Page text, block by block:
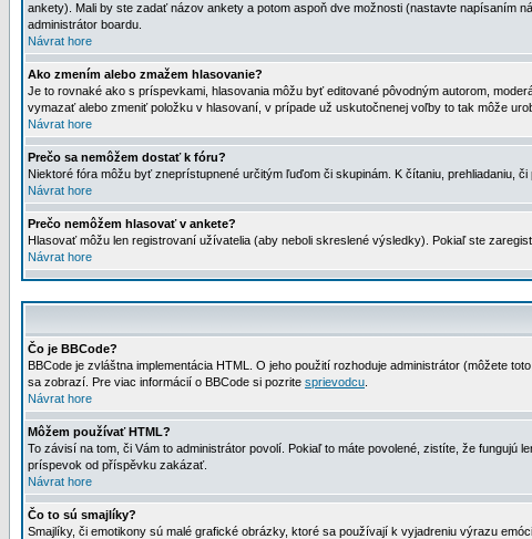
ankety). Mali by ste zadať názov ankety a potom aspoň dve možnosti (nastavte napísaním
administrátor boardu.
Návrat hore
Ako zmením alebo zmažem hlasovanie?
Je to rovnaké ako s príspevkami, hlasovania môžu byť editované pôvodným autorom,
vymazať alebo zmeniť položku v hlasovaní, v prípade už uskutočnenej voľby to tak môže
Návrat hore
Prečo sa nemôžem dostať k fóru?
Niektoré fóra môžu byť zneprístupnené určitým ľuďom či skupinám. K čítaniu, prehliadaniu,
Návrat hore
Prečo nemôžem hlasovať v ankete?
Hlasovať môžu len registrovaní užívatelia (aby neboli skreslené výsledky). Pokiaľ ste
Návrat hore
Čo je BBCode?
BBCode je zvláštna implementácia HTML. O jeho použití rozhoduje administrátor (môžete
sa zobrazí. Pre viac informácií o BBCode si pozrite sprievodcu
Návrat hore
Môžem používať HTML?
To závisí na tom, či Vám to administrátor povolí. Pokiaľ to máte povolené, zistíte, že fungujú
príspevok od příspěvku zakázať.
Návrat hore
Čo to sú smajlíky?
Smajlíky, či emotikony sú malé grafické obrázky, ktoré sa používají k vyjadreniu výrazu